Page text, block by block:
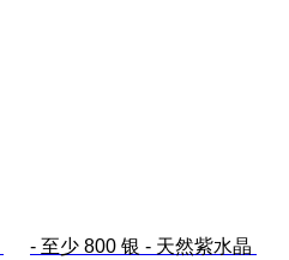
- 至少 800 银 - 天然紫水晶